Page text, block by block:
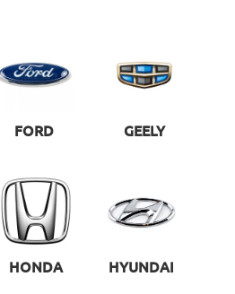
FORD GEELY
HONDA HYUNDAI